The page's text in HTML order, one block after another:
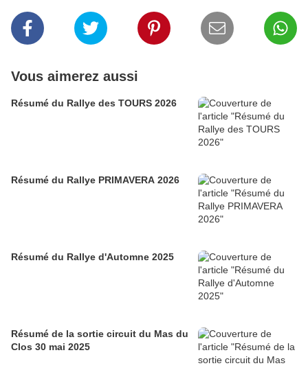
Vous aimerez aussi
Résumé du Rallye des TOURS 2026
Résumé du Rallye PRIMAVERA 2026
Résumé du Rallye d'Automne 2025
Résumé de la sortie circuit du Mas du
Clos 30 mai 2025